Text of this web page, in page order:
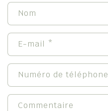
F
o
r
m
u
l
a
Nom
E-mail *
Numéro de téléphone
Commentaire